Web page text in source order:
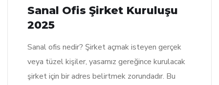
Sanal Ofis Şirket Kuruluşu
2025
Sanal ofis nedir? Şirket açmak isteyen gerçek
veya tüzel kişiler, yasamız gereğince kurulacak
şirket için bir adres belirtmek zorundadır. Bu